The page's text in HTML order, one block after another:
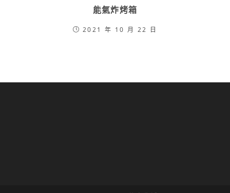
能氣炸烤箱
2021 年 10 月 22 日